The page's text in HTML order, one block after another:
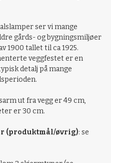
ser vi mange
gårds- og bygningsmiljøer
1900 tallet til ca 1925.
veggfestet er en
detalj på mange
ut fra vegg er 49 cm,
er 30 cm.
(produktmål/øvrig): se